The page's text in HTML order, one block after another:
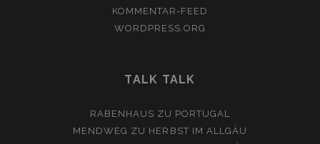
KOMMENTAR-FEED
WORDPRESS.ORG
TALK TALK
RABENHAUS ZU PORTUGAL
MENDWEG ZU HERBST IM ALLGÄU